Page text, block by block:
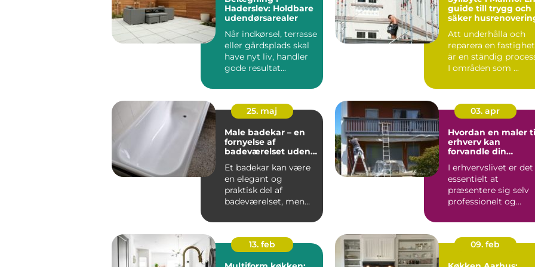
Haderslev: Holdbare
udendørsarealer
Når indkørsel, terrasse
eller gårdsplads skal
have nyt liv, handler
gode resultat...
guide till trygg och
säker
Att underhålla och
reparera en fastighet
är en ständig
I områden som ...
25. maj
Male badekar – en
fornyelse af
badeværelset uden
Et badekar kan være
en elegant og
praktisk del af
badeværelset, men
det...
03. apr
Hvordan en maler
erhverv kan
forvandle din
I erhvervslivet er det
essentielt at
præsentere sig selv
professionelt og
13. feb
09. feb